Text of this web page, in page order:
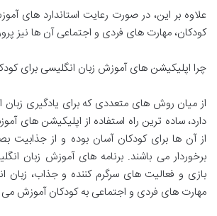
علاوه بر این، در صورت رعایت استاندارد های
کودکان، مهارت های فردی و اجتماعی آن ها نیز
چرا اپلیکیشن های آموزش زبان انگلیسی برای
از میان روش های متعددی که برای یادگیری زبان
دارد، ساده ترین راه استفاده از اپلیکیشن های
از آن ها برای کودکان آسان بوده و از جذابیت
برخوردار می باشند. برنامه های آموزش زبان
بازی و فعالیت های سرگرم کننده و جذاب، زبان
مهارت های فردی و اجتماعی به کودکان آموزش